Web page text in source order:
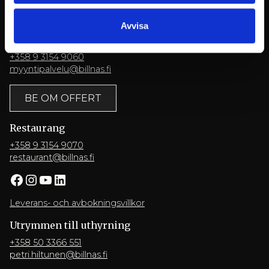
Avvisa
Ruukintie 8
Konferenser
+358 9 3154 9060
myyntipalvelu@billnas.fi
BE OM OFFERT
Restaurang
+358 9 3154 9070
restaurant@billnas.fi
Facebook InstagramYouTube LinkedIn
Leverans- och avbokningsvillkor
Utrymmen till uthyrning
+358 50 3366 551
petri.hiltunen@billnas.fi